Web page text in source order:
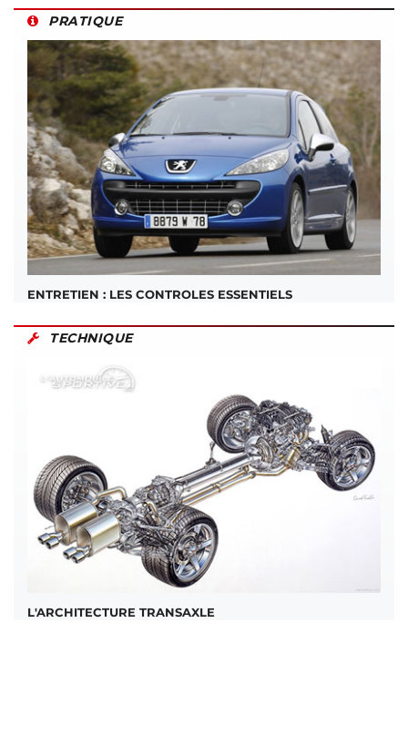
PRATIQUE
ENTRETIEN : LES CONTROLES ESSENTIELS
TECHNIQUE
L'ARCHITECTURE TRANSAXLE